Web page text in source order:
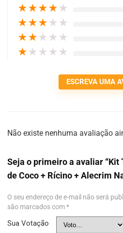
★★★★ ★
★★★ ★ ★
★★ ★ ★ ★
★ ★ ★ ★ ★
ESCREVA UMA
Não existe nenhuma avaliação
Seja o primeiro a avaliar “Kit
de Coco + Rícino + Alecrim
O seu endereço de e-mail não será
são marcados com*
Sua Votação